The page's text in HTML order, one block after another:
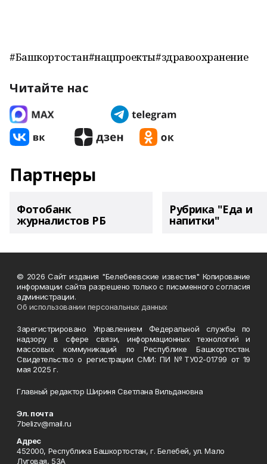
#Башкортостан#нацпроекты#здравоохранение
Читайте нас
Партнеры
Фотобанк
журналистов РБ
Рубрика "Еда и
напитки"
© 2026 Сайт издания "Белебеевские известия" Копирование
информации сайта разрешено только с письменного согласия
администрации.
Об использовании персональных данных
Зарегистрировано Управлением Федеральной службы по
надзору в сфере связи, информационных технологий и
массовых коммуникаций по Республике Башкортостан.
Свидетельство о регистрации СМИ: ПИ №ТУ02-01799 от 19
мая 2025 г.
Главный редактор Шириня Светлана Вильдановна
Эл. почта
7belizv@mail.ru
Адрес
452000, Республика Башкортостан, г. Белебей, ул. Мало
Луговая, 53А